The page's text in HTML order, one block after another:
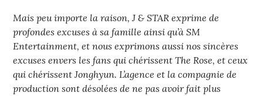
Mais peu importe la raison, J & STAR exprime de
profondes excuses à sa famille ainsi qu’à SM
Entertainment, et nous exprimons aussi nos sincères
excuses envers les fans qui chérissent The Rose, et ceux
qui chérissent Jonghyun. L’agence et la compagnie de
production sont désolées de ne pas avoir fait plus